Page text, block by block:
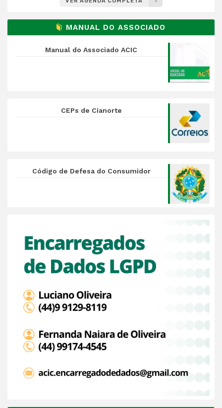
MANUAL DO ASSOCIADO
Manual do Associado ACIC
CEPs de Cianorte
Código de Defesa do Consumidor